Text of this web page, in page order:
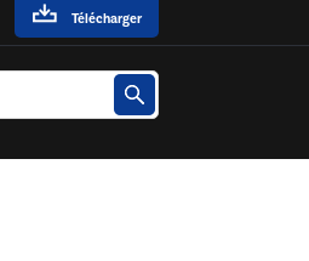
Télécharger